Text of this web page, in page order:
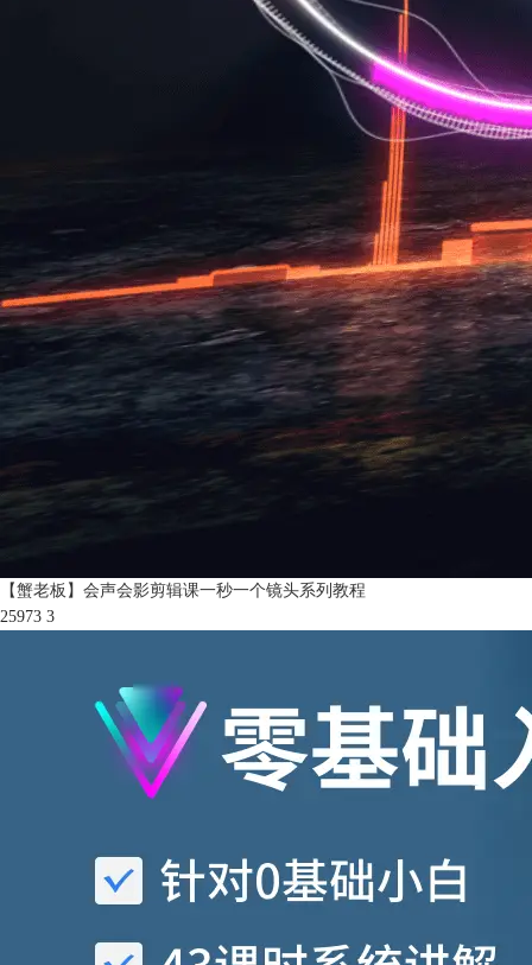
【蟹老板】会声会影剪辑课一秒一个镜头系列教程
25973 3